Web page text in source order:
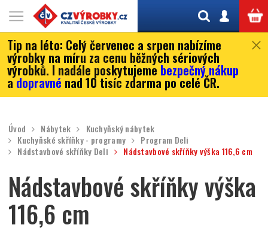
Tip na léto: Celý červenec a srpen nabízíme
výrobky na míru za cenu běžných sériových
výrobků. I nadále poskytujeme bezpečný nákup
adopravné nad 10 tisíc zdarma po celé ČR.
Úvod Nábytek
Kuchyňský nábytek
Kuchyňské skříňky - programy
Program Deli
Nádstavbové skříňky Deli
Nádstavbové skříňky výška 116,6 cm
Nádstavbové skříňky výška
116,6 cm